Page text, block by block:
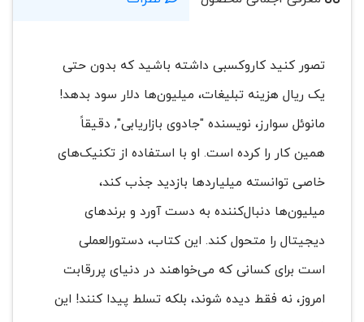
تصور کنید کاروکسبی داشته باشید که بدون حتی
یک ریال هزینه تبلیغات، میلیون‌ها دلار سود بدهد!
مانوئل سوارز، نویسنده "جادوی بازاریابی", دقیقاً
همین کار را کرده است. او با استفاده از تکنیک‌های
خاصی توانسته میلیاردها بازدید جذب کند،
میلیون‌ها دنبال‌کننده به دست آورد و برندهای
دیجیتال را متحول کند. این کتاب، دستورالعملی
است برای کسانی که می‌خواهند در دنیای پررقابت
امروز، نه فقط دیده شوند، بلکه تسلط پیدا کنند! این